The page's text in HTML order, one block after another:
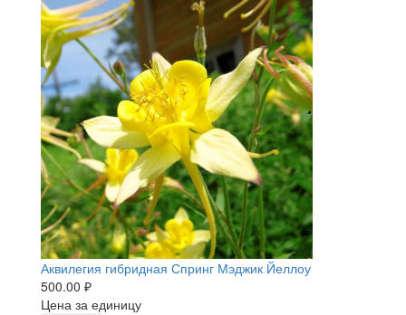
Аквилегия гибридная Спринг Мэджик Йеллоу
500.00 ₽
Цена за единицу